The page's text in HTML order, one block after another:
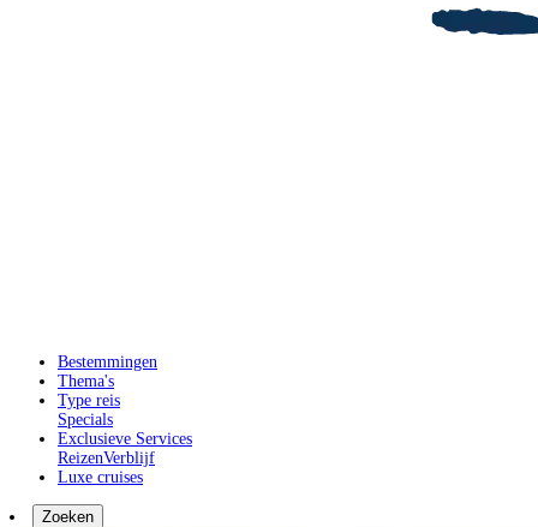
Bestemmingen
Thema's
Type reis
Specials
Exclusieve Services
ReizenVerblijf
Luxe cruises
Zoeken